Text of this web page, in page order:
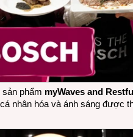
phẩm myWaves and
nhân hóa và ánh sáng được